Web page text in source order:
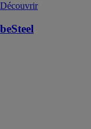
Découvrir
beSteel